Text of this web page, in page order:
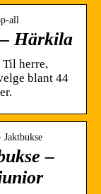
all
Härkila
herre,
blant 44
–